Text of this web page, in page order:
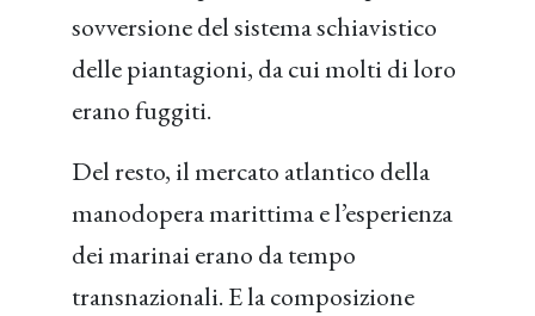
sovversione del sistema schiavistico
delle piantagioni, da cui molti di loro
erano fuggiti.
Del resto, il mercato atlantico della
manodopera marittima e l’esperienza
dei marinai erano da tempo
transnazionali. E la composizione